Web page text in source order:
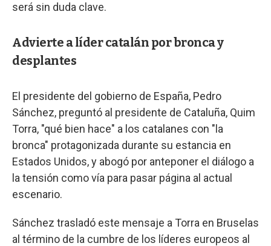
será sin duda clave.
Advierte a líder catalán por bronca y
desplantes
El presidente del gobierno de España, Pedro
Sánchez, preguntó al presidente de Cataluña, Quim
Torra, "qué bien hace" a los catalanes con "la
bronca" protagonizada durante su estancia en
Estados Unidos, y abogó por anteponer el diálogo a
la tensión como vía para pasar página al actual
escenario.
Sánchez trasladó este mensaje a Torra en Bruselas
al término de la cumbre de los líderes europeos al